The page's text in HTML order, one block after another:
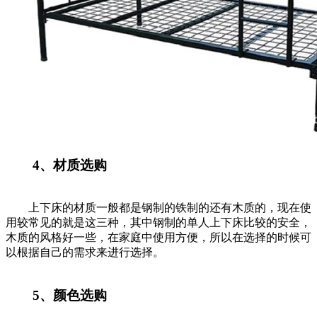
4、材质选购
上下床的材质一般都是钢制的铁制的还有木质的，现在使
用较常见的就是这三种，其中钢制的单人上下床比较的安全，
木质的风格好一些，在家庭中使用方便，所以在选择的时候可
以根据自己的需求来进行选择。
5、颜色选购